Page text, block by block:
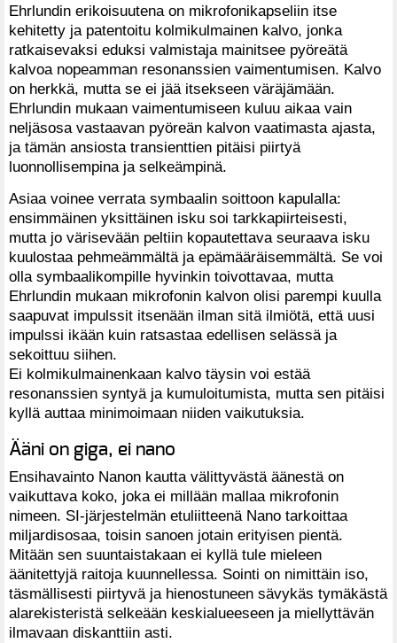
Ehrlundin erikoisuutena on mikrofonikapseliin itse
kehitetty ja patentoitu kolmikulmainen kalvo, jonka
ratkaisevaksi eduksi valmistaja mainitsee pyöreätä
kalvoa nopeamman resonanssien vaimentumisen. Kalvo
on herkkä, mutta se ei jää itsekseen väräjämään.
Ehrlundin mukaan vaimentumiseen kuluu aikaa vain
neljäsosa vastaavan pyöreän kalvon vaatimasta ajasta,
ja tämän ansiosta transienttien pitäisi piirtyä
luonnollisempina ja selkeämpinä.
Asiaa voinee verrata symbaalin soittoon kapulalla:
ensimmäinen yksittäinen isku soi tarkkapiirteisesti,
mutta jo värisevään peltiin kopautettava seuraava isku
kuulostaa pehmeämmältä ja epämääräisemmältä. Se voi
olla symbaalikompille hyvinkin toivottavaa, mutta
Ehrlundin mukaan mikrofonin kalvon olisi parempi kuulla
saapuvat impulssit itsenään ilman sitä ilmiötä, että uusi
impulssi ikään kuin ratsastaa edellisen selässä ja
sekoittuu siihen.
Ei kolmikulmainenkaan kalvo täysin voi estää
resonanssien syntyä ja kumuloitumista, mutta sen pitäisi
kyllä auttaa minimoimaan niiden vaikutuksia.
Ääni on giga, ei nano
Ensihavainto Nanon kautta välittyvästä äänestä on
vaikuttava koko, joka ei millään mallaa mikrofonin
nimeen. SI-järjestelmän etuliitteenä Nano tarkoittaa
miljardisosaa, toisin sanoen jotain erityisen pientä.
Mitään sen suuntaistakaan ei kyllä tule mieleen
äänitettyjä raitoja kuunnellessa. Sointi on nimittäin iso,
täsmällisesti piirtyvä ja hienostuneen sävykäs tymäkästä
alarekisteristä selkeään keskialueeseen ja miellyttävän
ilmavaan diskanttiin asti.